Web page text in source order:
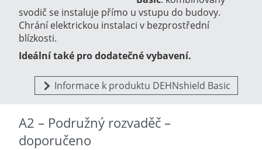
svodič se instaluje přímo u vstupu do budovy.
Chrání elektrickou instalaci v bezprostřední
blízkosti.
Ideální také pro dodatečné vybavení.
Informace k produktu DEHNshield Basic
A2 – Podružný rozvaděč –
doporučeno